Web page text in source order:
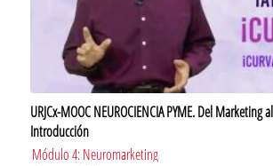
URJCx-MOOC NEUROCIENCIA PYME. Del
Introducción
Módulo 4: Neuromarketing